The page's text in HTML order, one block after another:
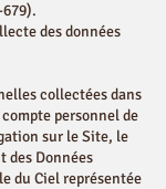
.
des données
collectées dans
personnel de
sur le Site, le
des Données
du Ciel représentée